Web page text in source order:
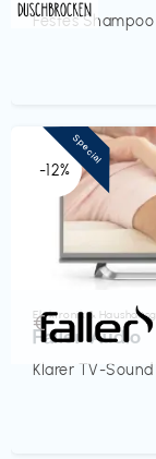
Festes
-12%
Elektronik &
Faller Audio
Klarer TV-
€‎
Special